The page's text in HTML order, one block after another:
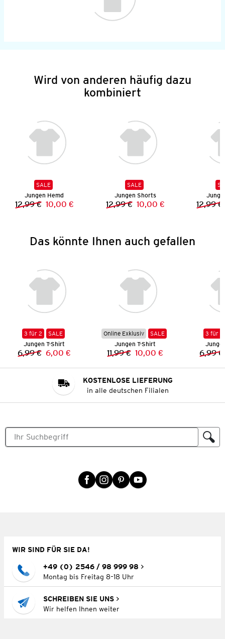
Wird von anderen häufig dazu
kombiniert
SALE
Jungen Hemd
Vorheriger Preis:
12,99 € Neuer Preis:
10,00 €
SALE
Jungen Shorts
Vorheriger Preis:
12,99 € Neuer Preis:
10,00 € 12,99 €
Das könnte Ihnen auch gefallen
3 für 2
SALE
Jungen T-Shirt
Vorheriger Preis:
6,99 € Neuer Preis:
6,00 €
Online Exklusiv
SALE
Jungen T-Shirt
Vorheriger Preis:
11,99 € Neuer Preis:
10,00 €
3 für 2
6,99 €
KOSTENLOSE LIEFERUNG
in alle deutschen Filialen
WIR SIND FÜR SIE DA!
+49 (0) 2546 / 98 999 98
Montag bis Freitag 8–18 Uhr
SCHREIBEN SIE UNS
Wir helfen Ihnen weiter